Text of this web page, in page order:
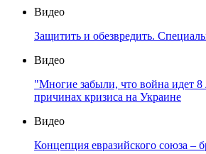
Видео
Защитить и обезвредить.
Видео
"Многие забыли, что война идет 8
причинах кризиса на Украине
Видео
Концепция евразийского союза –